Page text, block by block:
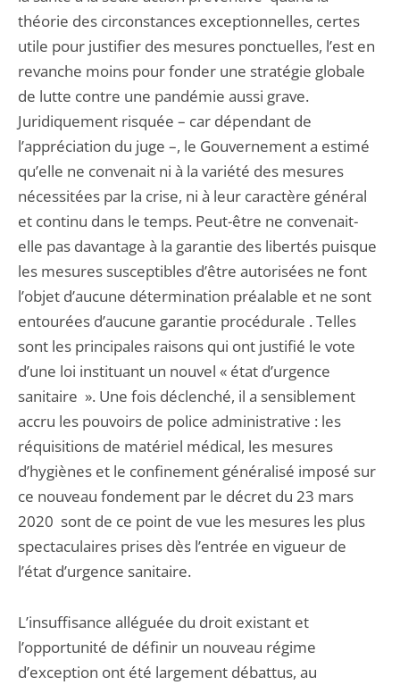
théorie des circonstances exceptionnelles, certes
utile pour justifier des mesures ponctuelles, l’est en
revanche moins pour fonder une stratégie globale
de lutte contre une pandémie aussi grave.
Juridiquement risquée – car dépendant de
l’appréciation du juge –, le Gouvernement a estimé
qu’elle ne convenait ni à la variété des mesures
nécessitées par la crise, ni à leur caractère général
et continu dans le temps. Peut-être ne convenait-
elle pas davantage à la garantie des libertés puisque
les mesures susceptibles d’être autorisées ne font
l’objet d’aucune détermination préalable et ne sont
entourées d’aucune garantie procédurale . Telles
sont les principales raisons qui ont justifié le vote
d’une loi instituant un nouvel « état d’urgence
sanitaire ». Une fois déclenché, il a sensiblement
accru les pouvoirs de police administrative : les
réquisitions de matériel médical, les mesures
d’hygiènes et le confinement généralisé imposé sur
ce nouveau fondement par le décret du 23 mars
2020 sont de ce point de vue les mesures les plus
spectaculaires prises dès l’entrée en vigueur de
l’état d’urgence sanitaire.
L’insuffisance alléguée du droit existant et
l’opportunité de définir un nouveau régime
d’exception ont été largement débattus, au